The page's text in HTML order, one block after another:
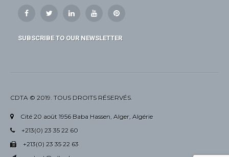
SUBSCRIBE TO OUR NEWSLETTER
CDTA © 2019. TOUS DROITS RÉSERVÉS.
Cité 20 août 1956 Baba Hassen, Alger, Algérie
+213(0) 23 35 22 60
+213(0) 23 35 22 63